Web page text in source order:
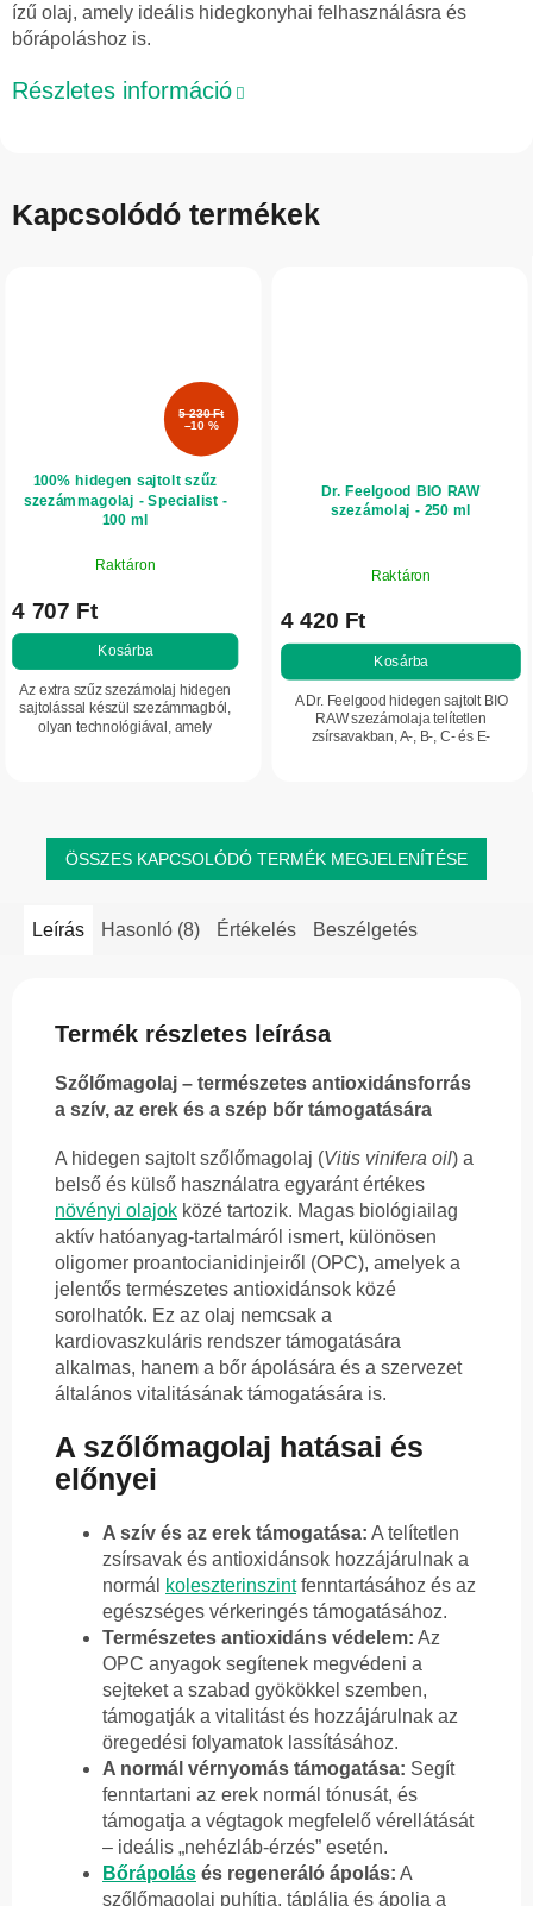
ízű olaj, amely ideális hidegkonyhai felhasználásra és
bőrápoláshoz is.
Részletes információ
Kapcsolódó termékek
5 230 Ft
–10 %
100% hidegen sajtolt szűz
szezámmagolaj - Specialist -
100 ml
Raktáron
4 707 Ft
Kosárba
Az extra szűz szezámolaj hidegen
sajtolással készül szezámmagból,
olyan technológiával, amely
Dr. Feelgood BIO RAW
szezámolaj - 250 ml
Raktáron
4 420 Ft
Kosárba
A Dr. Feelgood hidegen sajtolt BIO
RAW szezámolaja telítetlen
zsírsavakban, A-, B-, C- és E-
ÖSSZES KAPCSOLÓDÓ TERMÉK MEGJELENÍTÉSE
Leírás Hasonló (8) Értékelés Beszélgetés
Termék részletes leírása
Szőlőmagolaj – természetes antioxidánsforrás
a szív, az erek és a szép bőr támogatására
A hidegen sajtolt szőlőmagolaj (Vitis vinifera oil) a
belső és külső használatra egyaránt értékes
növényi olajok közé tartozik. Magas biológiailag
aktív hatóanyag-tartalmáról ismert, különösen
oligomer proantocianidinjeiről (OPC), amelyek a
jelentős természetes antioxidánsok közé
sorolhatók. Ez az olaj nemcsak a
kardiovaszkuláris rendszer támogatására
alkalmas, hanem a bőr ápolására és a szervezet
általános vitalitásának támogatására is.
A szőlőmagolaj hatásai és
előnyei
A szív és az erek támogatása: A telítetlen
zsírsavak és antioxidánsok hozzájárulnak a
normál
koleszterinszintfenntartásához és az
egészséges vérkeringés támogatásához.
Természetes antioxidáns védelem: Az
OPC anyagok segítenek megvédeni a
sejteket a szabad gyökökkel szemben,
támogatják a vitalitást és hozzájárulnak az
öregedési folyamatok lassításához.
A normál vérnyomás támogatása: Segít
fenntartani az erek normál tónusát, és
támogatja a végtagok megfelelő vérellátását
– ideális „nehézláb-érzés” esetén.
Bőrápolás és regeneráló ápolás: A
szőlőmagolaj puhítja, táplálja és ápolja a